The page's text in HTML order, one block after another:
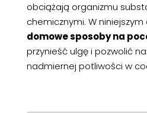
obciążają organizmu
chemicznymi. W
domowe sposoby na
przynieść ulgę i pozwolić
nadmiernej potliwości w